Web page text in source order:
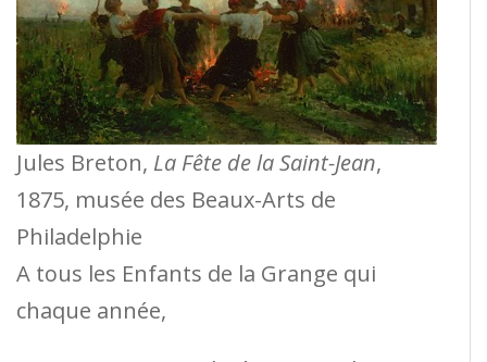
Jules Breton, La Fête de la Saint-Jean,
1875, musée des Beaux-Arts de
Philadelphie
A tous les Enfants de la Grange qui
chaque année,